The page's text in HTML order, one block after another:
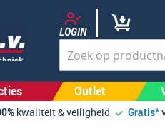
LOGIN
Outlet
kwaliteit & veiligheid Gratis*